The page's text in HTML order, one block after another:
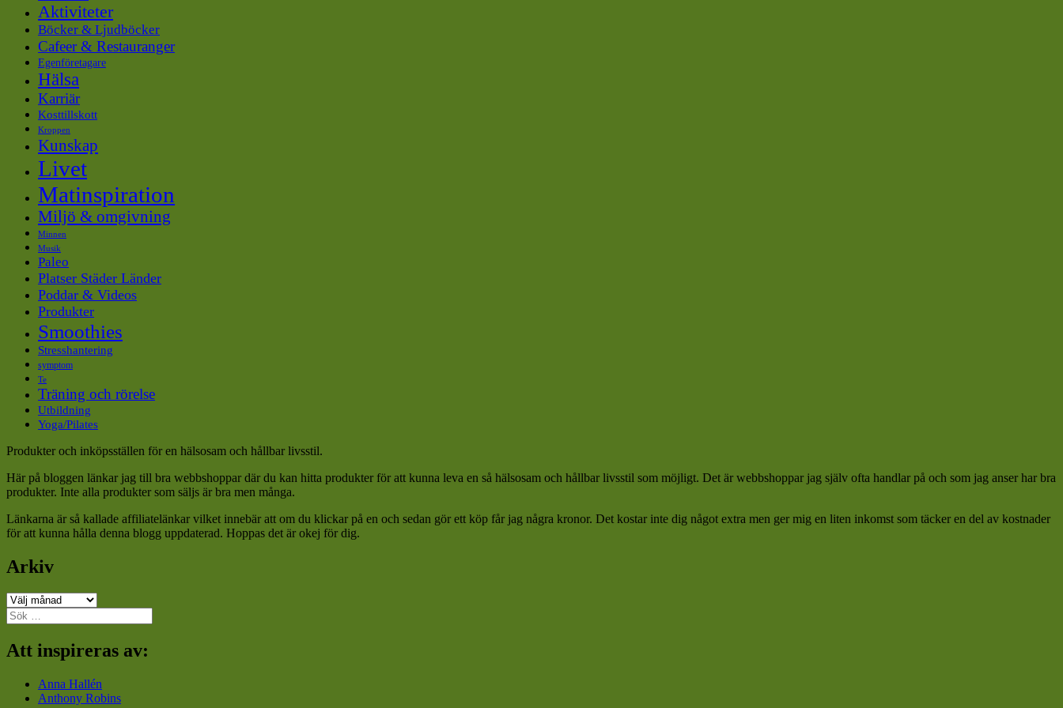
Aktiviteter
Böcker & Ljudböcker
Cafeer & Restauranger
Egenföretagare
Hälsa
Karriär
Kosttillskott
Kroppen
Kunskap
Livet
Matinspiration
Miljö & omgivning
Minnen
Musik
Paleo
Platser Städer Länder
Poddar & Videos
Produkter
Smoothies
Stresshantering
symptom
Te
Träning och rörelse
Utbildning
Yoga/Pilates
Produkter och inköpsställen för en hälsosam och hållbar livsstil.
Här på bloggen länkar jag till bra webbshoppar där du kan hitta produkter för att kunna leva en så hälsosam och hållbar livsstil som möjligt. Det är webbshoppar jag själv ofta handlar på och som jag anser har bra
produkter. Inte alla produkter som säljs är bra men många.
Länkarna är så kallade affiliatelänkar vilket innebär att om du klickar på en och sedan gör ett köp får jag några kronor. Det kostar inte dig något extra men ger mig en liten inkomst som täcker en del av kostnader
för att kunna hålla denna blogg uppdaterad. Hoppas det är okej för dig.
Arkiv
Arkiv
Sök
efter:
Att inspireras av:
Anna Hallén
Anthony Robins